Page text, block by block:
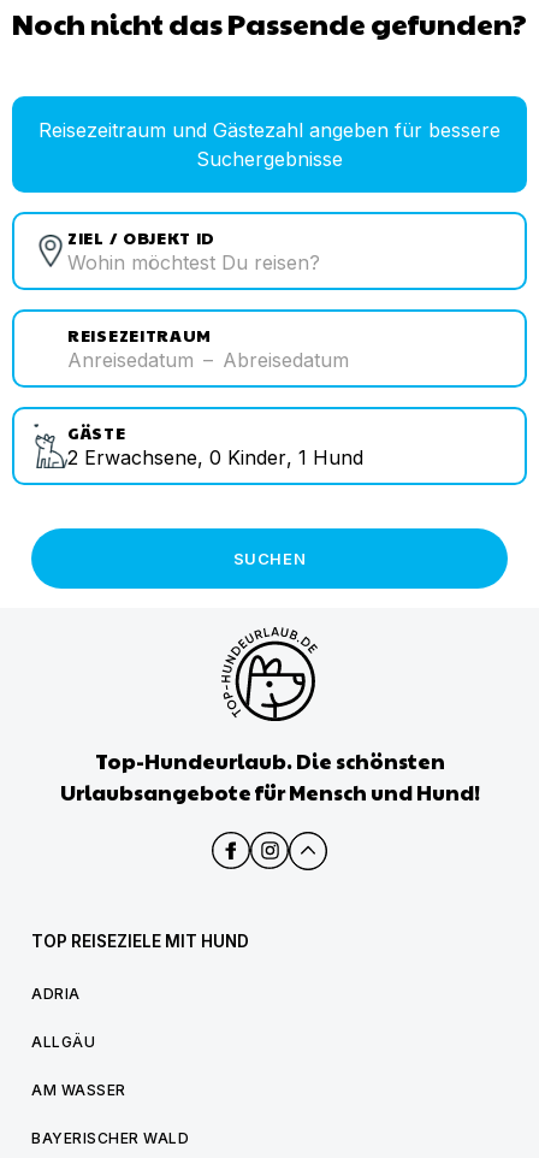
Noch nicht das Passende gefunden?
Reisezeitraum und Gästezahl angeben für bessere
Suchergebnisse
ZIEL / OBJEKT ID
REISEZEITRAUM
Anreisedatum – Abreisedatum
GÄSTE
2 Erwachsene, 0 Kinder, 1 Hund
SUCHEN
Top-Hundeurlaub. Die schönsten
Urlaubsangebote für Mensch und Hund!
TOP REISEZIELE MIT HUND
ADRIA
ALLGÄU
AM WASSER
BAYERISCHER WALD